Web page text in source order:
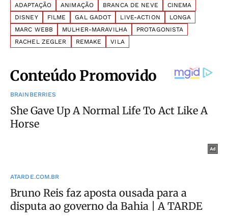
ADAPTAÇÃO ANIMAÇÃO BRANCA DE NEVE
CINEMA
DISNEY
FILME GAL GADOT LIVE-ACTION
LONGA
MARC WEBB
MULHER-MARAVILHA
PROTAGONISTA
RACHEL ZEGLER
REMAKE VILA